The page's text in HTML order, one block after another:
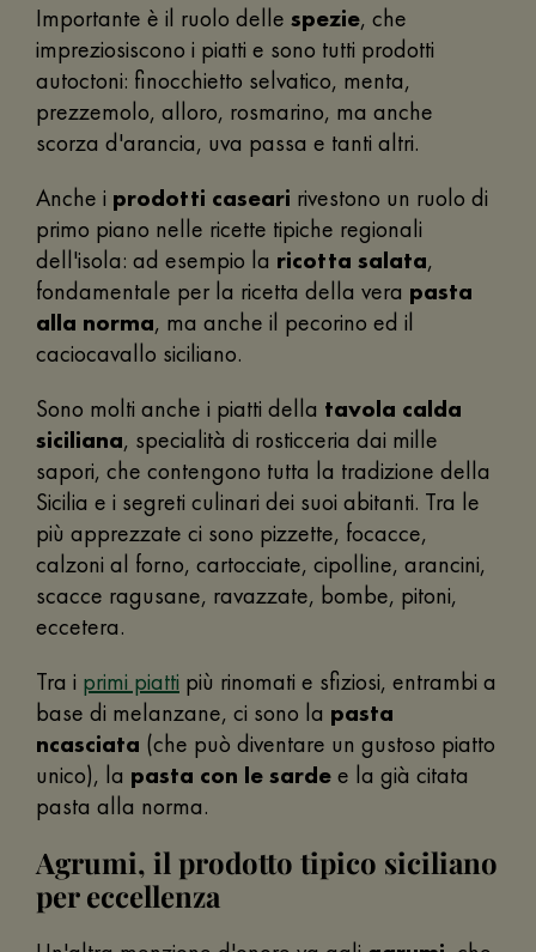
Importante è il ruolo delle spezie, che
impreziosiscono i piatti e sono tutti prodotti
autoctoni: finocchietto selvatico, menta,
prezzemolo, alloro, rosmarino, ma anche
scorza d'arancia, uva passa e tanti altri.
Anche i prodotti caseari rivestono un ruolo di
primo piano nelle ricette tipiche regionali
dell'isola: ad esempio la ricotta salata,
fondamentale per la ricetta della vera pasta
alla norma, ma anche il pecorino ed il
caciocavallo siciliano.
Sono molti anche i piatti della tavola calda
siciliana, specialità di rosticceria dai mille
sapori, che contengono tutta la tradizione della
Sicilia e i segreti culinari dei suoi abitanti. Tra le
più apprezzate ci sono pizzette, focacce,
calzoni al forno, cartocciate, cipolline, arancini,
scacce ragusane, ravazzate, bombe, pitoni,
eccetera.
Tra i primi piatti più rinomati e sfiziosi, entrambi a
base di melanzane, ci sono la pasta
ncasciata (che può diventare un gustoso piatto
unico), la pasta con le sardee la già citata
pasta alla norma.
Agrumi, il prodotto tipico siciliano
per eccellenza